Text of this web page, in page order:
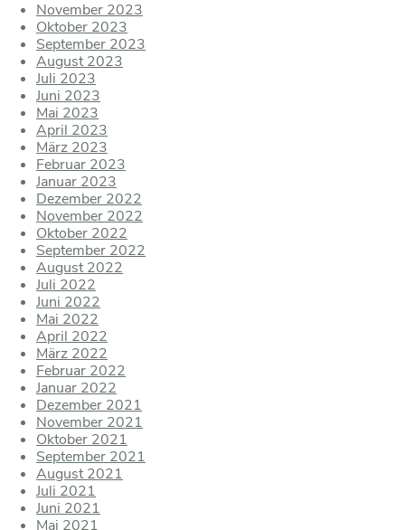
November 2023
Oktober 2023
September 2023
August 2023
Juli 2023
Juni 2023
Mai 2023
April 2023
März 2023
Februar 2023
Januar 2023
Dezember 2022
November 2022
Oktober 2022
September 2022
August 2022
Juli 2022
Juni 2022
Mai 2022
April 2022
März 2022
Februar 2022
Januar 2022
Dezember 2021
November 2021
Oktober 2021
September 2021
August 2021
Juli 2021
Juni 2021
Mai 2021